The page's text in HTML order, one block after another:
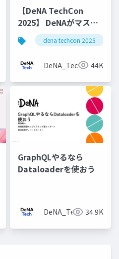
【DeNA TechCon
2025】 DeNAがマスタ
データ管理にOyakata
を使う理由
dena techcon 2025
DeNA_Tech 44K
GraphQLやるなら
Dataloaderを使おう
DeNA_Tech 34.9K